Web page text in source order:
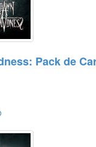
Pack de